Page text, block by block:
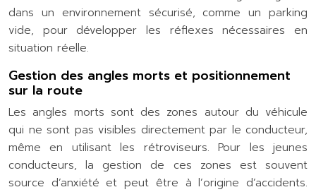
dans un environnement sécurisé, comme un parking
vide, pour développer les réflexes nécessaires en
situation réelle.
Gestion des angles morts et positionnement
sur la route
Les angles morts sont des zones autour du véhicule
qui ne sont pas visibles directement par le conducteur,
même en utilisant les rétroviseurs. Pour les jeunes
conducteurs, la gestion de ces zones est souvent
source d’anxiété et peut être à l’origine d’accidents.